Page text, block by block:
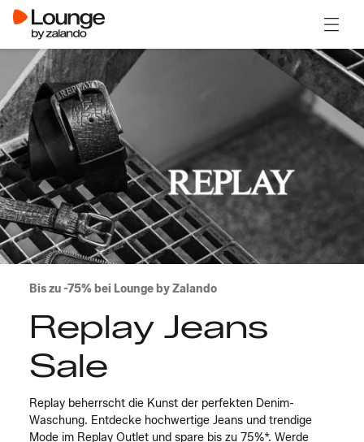
Bis zu -75% bei Lounge by Zalando
Replay Jeans
Sale
Replay beherrscht die Kunst der perfekten Denim-
Waschung. Entdecke hochwertige Jeans und trendige
Mode im Replay Outlet und spare bis zu 75%*. Werde